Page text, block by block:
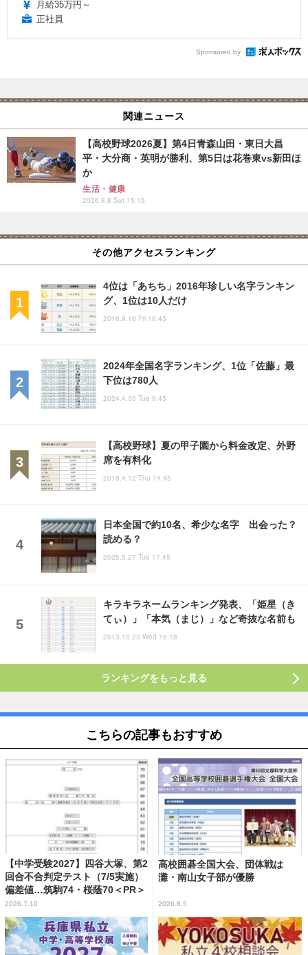
月給35万円～
正社員
Sponsored by
関連ニュース
【高校野球2026夏】第4日青森山田・東日大昌
平・大分商・英明が勝利、第5日は花巻東vs新田ほ
か
生活・健康
2026.8.8 Sat 15:15
その他アクセスランキング
4位は「あちち」2016年珍しい名字ランキン
グ、1位は10人だけ
2016.9.16 Fri 16:45
2024年全国名字ランキング、1位「佐藤」最
下位は780人
2024.4.30 Tue 9:45
【高校野球】夏の甲子園から料金改定、外野
席を有料化
2018.4.12 Thu 14:45
日本全国で約10名、希少な名字 出会った？
読める？
2025.5.27 Tue 17:45
キラキラネームランキング発表、「姫星（き
てぃ）」「本気（まじ）」など奇抜な名前も
2013.10.23 Wed 16:18
ランキングをもっと見る
こちらの記事もおすすめ
【中学受験2027】四谷大塚、第2
回合不合判定テスト（7/5実施）
偏差値…筑駒74・桜蔭70＜PR＞
2026.7.10
高校囲碁全国大会、団体戦は
灘・南山女子部が優勝
2026.8.5